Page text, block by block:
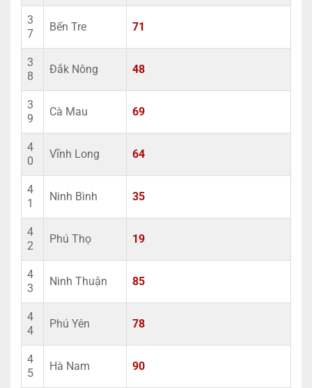
3
7
Bến Tre 71
3
8
Đắk Nông 48
3
9
Cà Mau 69
4
0
Vĩnh Long 64
4
1
Ninh Bình 35
4
2
Phú Thọ 19
4
3
Ninh Thuận 85
4
4
Phú Yên 78
4
5
Hà Nam 90